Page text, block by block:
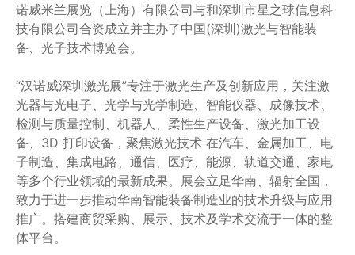
诺威米兰展览（上海）有限公司与和深圳市星之球信息科
技有限公司合资成立并主办了中国(深圳)激光与智能装
备、光子技术博览会。
“汉诺威深圳激光展”专注于激光生产及创新应用，关注激
光器与光电子、光学与光学制造、智能仪器、成像技术、
检测与质量控制、机器人、柔性生产设备、激光加工设
备、3D 打印设备，聚焦激光技术 在汽车、金属加工、电
子制造、集成电路、通信、医疗、能源、轨道交通、家电
等多个行业领域的最新成果。展会立足华南、辐射全国，
致力于进一步推动华南智能装备制造业的技术升级与应用
推广。搭建商贸采购、展示、技术及学术交流于一体的整
体平台。